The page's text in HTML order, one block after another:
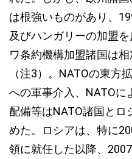
は根強いものがあり、
及びハンガリーの加盟
ワ条約機構加盟諸国は
（注3）。NATOの東方
への軍事介入、NATOに
配備等はNATO諸国とロ
めた。ロシアは、特に
領に就任した以降、